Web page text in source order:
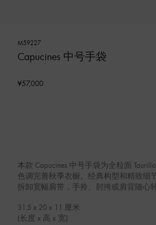
M59227
Capucines 中号手袋
¥57,000
本款 Capucines 中号手袋为全粒面
色调完善秋季衣橱。经典构型和精致细
拆卸宽幅肩带，手拎、肘挎或肩背随心转
31.5 x 20 x 11 厘米
(长度 x 高 x 宽)